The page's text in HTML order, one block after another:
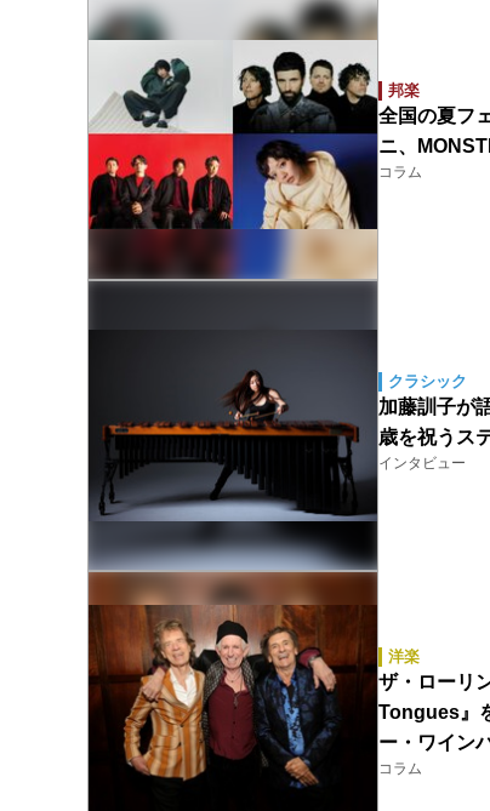
邦楽
全国の夏フ
ニ、
コラム
クラシック
加藤訓子が
歳を祝うス
インタビュー
洋楽
ザ・ローリ
Tongues』
ー・ワイン
コラム